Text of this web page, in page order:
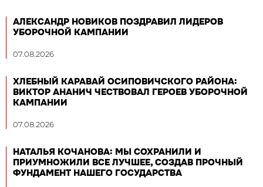
АЛЕКСАНДР НОВИКОВ ПОЗДРАВИЛ ЛИДЕРОВ
УБОРОЧНОЙ КАМПАНИИ
07.08.2026
ХЛЕБНЫЙ КАРАВАЙ ОСИПОВИЧСКОГО РАЙОНА:
ВИКТОР АНАНИЧ ЧЕСТВОВАЛ ГЕРОЕВ УБОРОЧНОЙ
КАМПАНИИ
07.08.2026
НАТАЛЬЯ КОЧАНОВА: МЫ СОХРАНИЛИ И
ПРИУМНОЖИЛИ ВСЕ ЛУЧШЕЕ, СОЗДАВ ПРОЧНЫЙ
ФУНДАМЕНТ НАШЕГО ГОСУДАРСТВА